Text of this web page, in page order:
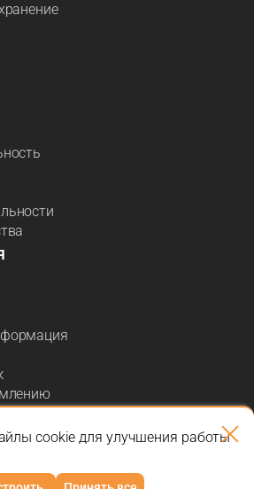
cookie для улучшения работы